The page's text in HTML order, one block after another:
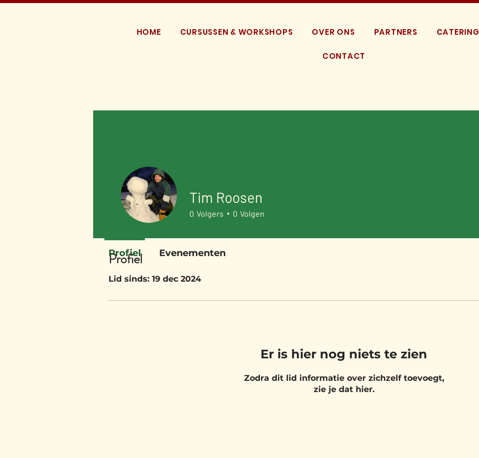
HOME CURSUSSEN & WORKSHOPS OVER ONS PARTNERS CATERING
CONTACT
Profiel
Lid sinds: 19 dec 2024
Er is hier nog niets te zien
Zodra dit lid informatie over zichzelf toevoegt,
zie je dat hier.
Tim Roosen
0 Volgers 0 Volgen
Profiel Evenementen